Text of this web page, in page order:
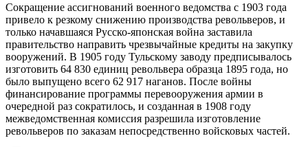
Сокращение ассигнований военного ведомства с 1903 года
привело к резкому снижению производства револьверов, и
только начавшаяся Русско-японская война заставила
правительство направить чрезвычайные кредиты на закупку
вооружений. В 1905 году Тульскому заводу предписывалось
изготовить 64 830 единиц револьвера образца 1895 года, но
было выпущено всего 62 917 наганов. После войны
финансирование программы перевооружения армии в
очередной раз сократилось, и созданная в 1908 году
межведомственная комиссия разрешила изготовление
револьверов по заказам непосредственно войсковых частей.